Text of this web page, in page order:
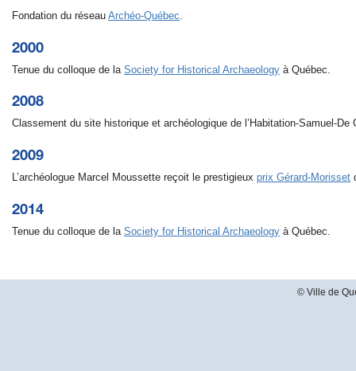
Fondation du réseau Archéo-Québec
2000
Tenue du colloque de la Society for Historical Archaeology à Québec.
2008
Classement du site historique et archéologique de l’Habitation-Samuel-De
2009
L’archéologue Marcel Moussette reçoit le prestigieux prix Gérard-Morisset
2014
Tenue du colloque de la Society for Historical Archaeology à Québec.
© Ville de